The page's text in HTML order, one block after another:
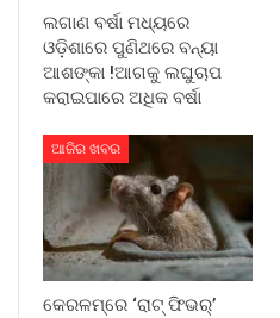
ଲଗାଣ ବର୍ଷା ମଧ୍ୟରେ
ଓଡ଼ିଶାରେ ପୁଣିଥରେ ବନ୍ୟା
ଆଶଙ୍କା !ଆଗକୁ ଲଘୁଚାପ
କରାଇପାରେ ଅଧିକ ବର୍ଷା
ଆଜିର ଖବର
କେରଳମ୍‌ରେ ‘ରାଟ୍ ଫିଭର୍’